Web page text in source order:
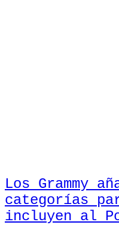
Los Grammy
categorías
incluyen al